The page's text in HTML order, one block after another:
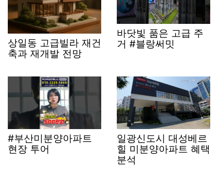
상일동 고급빌라 재건
축과 재개발 전망
바닷빛 품은 고급 주
거 #블랑써밋
#부산미분양아파트
현장 투어
일광신도시 대성베르
힐 미분양아파트 혜택
분석